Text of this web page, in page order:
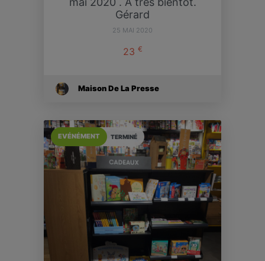
Gérard
25 MAI 2020
23 €
Maison De La Presse
TERMINÉ
EVÉNÉMENT